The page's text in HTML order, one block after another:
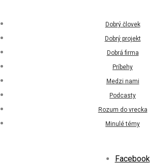
Dobrý človek
Dobrý projekt
Dobrá firma
Príbehy
Medzi nami
Podcasty
Rozum do vrecka
Minulé témy
Facebook